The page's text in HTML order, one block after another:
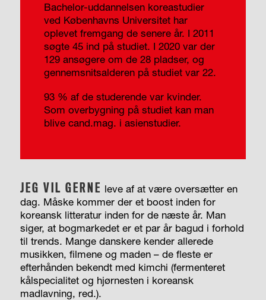
Bachelor-uddannelsen koreastudier
ved Københavns Universitet har
oplevet fremgang de senere år. I 2011
søgte 45 ind på studiet. I 2020 var der
129 ansøgere om de 28 pladser, og
gennemsnitsalderen på studiet var 22.
93 % af de studerende var kvinder.
Som overbygning på studiet kan man
blive cand.mag. i asienstudier.
JEG VIL GERNE leve af at være oversætter en
dag. Måske kommer der et boost inden for
koreansk litteratur inden for de næste år. Man
siger, at bogmarkedet er et par år bagud i forhold
til trends. Mange danskere kender allerede
musikken, filmene og maden – de fleste er
efterhånden bekendt med kimchi (fermenteret
kålspecialitet og hjørnesten i koreansk
madlavning, red.).